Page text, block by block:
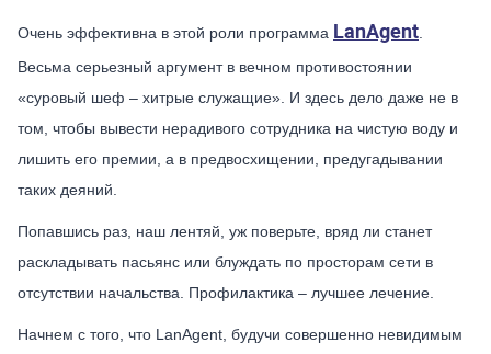
Очень эффективна в этой роли программа LanAgent
Весьма серьезный аргумент в вечном противостоянии
«суровый шеф – хитрые служащие». И здесь дело даже не в
том, чтобы вывести нерадивого сотрудника на чистую воду и
лишить его премии, а в предвосхищении, предугадывании
таких деяний.
Попавшись раз, наш лентяй, уж поверьте, вряд ли станет
раскладывать пасьянс или блуждать по просторам сети в
отсутствии начальства. Профилактика – лучшее лечение.
Начнем с того, что LanAgent, будучи совершенно невидимым